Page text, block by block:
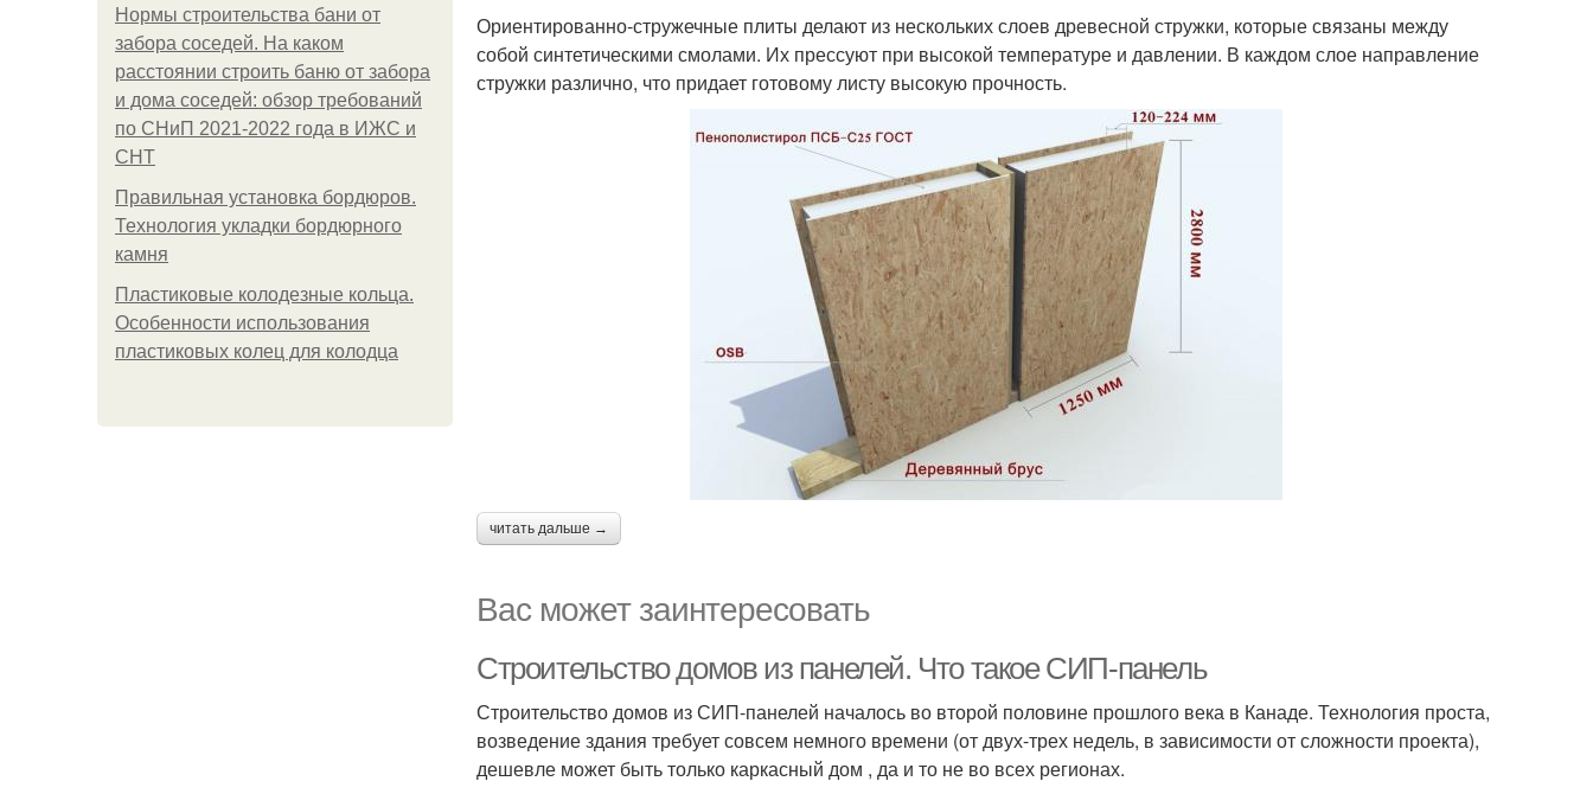
Нормы строительства бани от
забора соседей. На каком
расстоянии строить баню от забора
и дома соседей: обзор требований
по СНиП 2021-2022 года в ИЖС и
СНТ
Правильная установка бордюров.
Технология укладки бордюрного
камня
Пластиковые колодезные кольца.
Особенности использования
пластиковых колец для колодца
Ориентированно-стружечные плиты делают из нескольких слоев древесной стружки, которые связаны между
собой синтетическими смолами. Их прессуют при высокой температуре и давлении. В каждом слое направление
стружки различно, что придает готовому листу высокую прочность.
читать дальше →
Вас может заинтересовать
Строительство домов из панелей. Что такое СИП-панель
Строительство домов из СИП-панелей началось во второй половине прошлого века в Канаде. Технология проста,
возведение здания требует совсем немного времени (от двух-трех недель, в зависимости от сложности проекта),
дешевле может быть только каркасный дом , да и то не во всех регионах.